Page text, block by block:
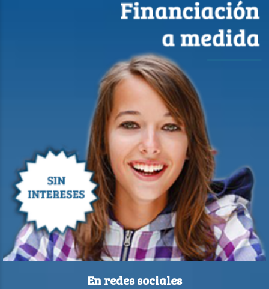
En redes sociales